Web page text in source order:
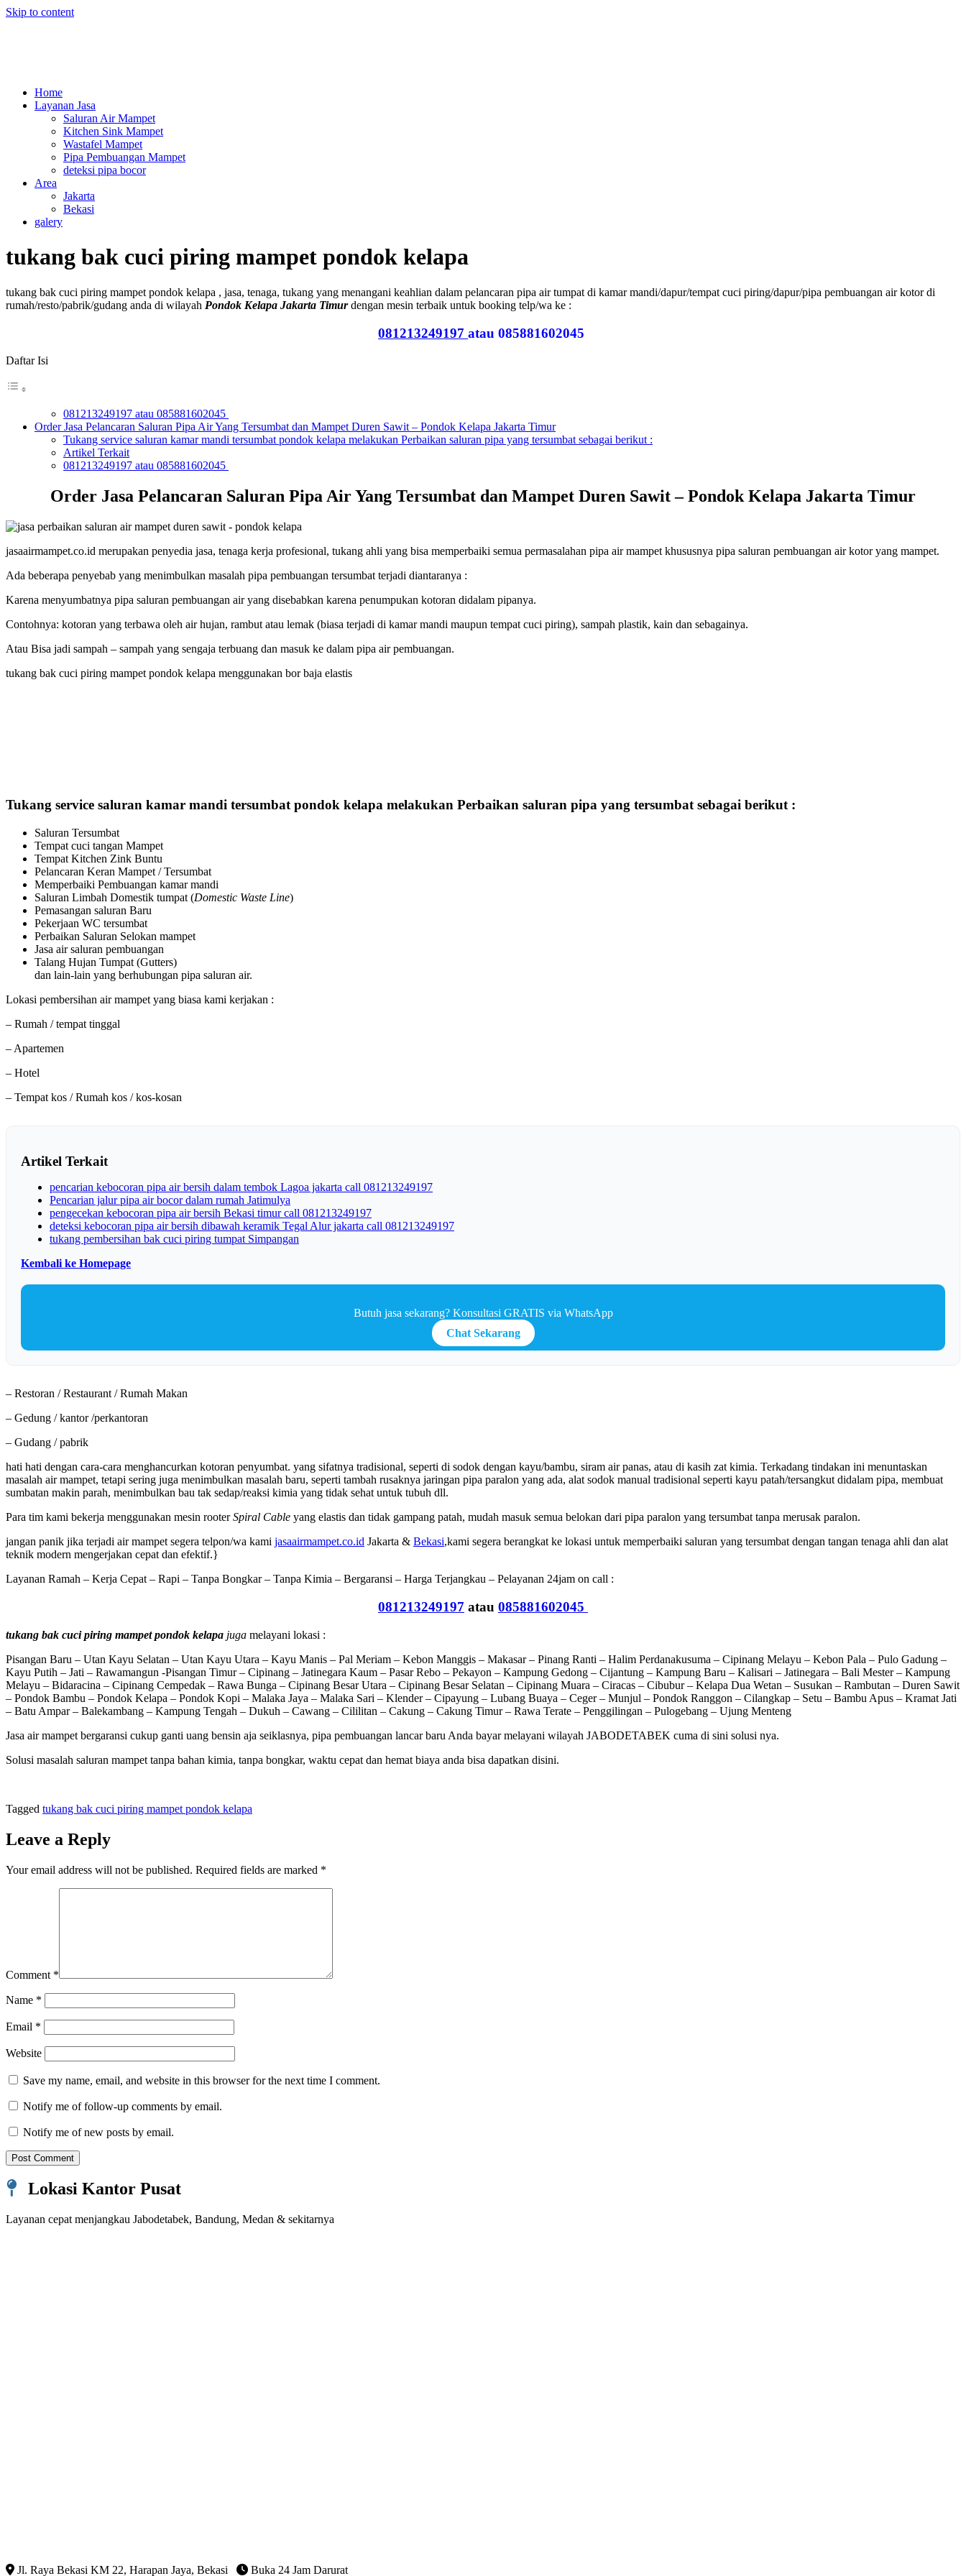
Skip to content
Home
Layanan Jasa
Saluran Air Mampet
Kitchen Sink Mampet
Wastafel Mampet
Pipa Pembuangan Mampet
deteksi pipa bocor
Area
Jakarta
Bekasi
galery
tukang bak cuci piring mampet pondok kelapa
tukang bak cuci piring mampet pondok kelapa , jasa, tenaga, tukang yang menangani keahlian dalam pelancaran pipa air tumpat di kamar mandi/dapur/tempat cuci piring/dapur/pipa pembuangan air kotor di
rumah/resto/pabrik/gudang anda di wilayah Pondok Kelapa Jakarta Timurdengan mesin terbaik untuk booking telp/wa ke :
081213249197 atau 085881602045
Daftar Isi
081213249197 atau 085881602045
Order Jasa Pelancaran Saluran Pipa Air Yang Tersumbat dan Mampet Duren Sawit – Pondok Kelapa Jakarta Timur
Tukang service saluran kamar mandi tersumbat pondok kelapa melakukan Perbaikan saluran pipa yang tersumbat sebagai berikut :
Artikel Terkait
081213249197 atau 085881602045
Order Jasa Pelancaran Saluran Pipa Air Yang Tersumbat dan Mampet Duren Sawit – Pondok Kelapa Jakarta Timur
jasaairmampet.co.id merupakan penyedia jasa, tenaga kerja profesional, tukang ahli yang bisa memperbaiki semua permasalahan pipa air mampet khususnya pipa saluran pembuangan air kotor yang mampet.
Ada beberapa penyebab yang menimbulkan masalah pipa pembuangan tersumbat terjadi diantaranya :
Karena menyumbatnya pipa saluran pembuangan air yang disebabkan karena penumpukan kotoran didalam pipanya.
Contohnya: kotoran yang terbawa oleh air hujan, rambut atau lemak (biasa terjadi di kamar mandi maupun tempat cuci piring), sampah plastik, kain dan sebagainya.
Atau Bisa jadi sampah – sampah yang sengaja terbuang dan masuk ke dalam pipa air pembuangan.
tukang bak cuci piring mampet pondok kelapa menggunakan bor baja elastis
Tukang service saluran kamar mandi tersumbat pondok kelapa melakukan Perbaikan saluran pipa yang tersumbat sebagai berikut :
Saluran Tersumbat
Tempat cuci tangan Mampet
Tempat Kitchen Zink Buntu
Pelancaran Keran Mampet / Tersumbat
Memperbaiki Pembuangan kamar mandi
Saluran Limbah Domestik tumpat (Domestic Waste Line)
Pemasangan saluran Baru
Pekerjaan WC tersumbat
Perbaikan Saluran Selokan mampet
Jasa air saluran pembuangan
Talang Hujan Tumpat (Gutters)
dan lain-lain yang berhubungan pipa saluran air.
Lokasi pembersihan air mampet yang biasa kami kerjakan :
– Rumah / tempat tinggal
– Apartemen
– Hotel
– Tempat kos / Rumah kos / kos-kosan
Artikel Terkait
pencarian kebocoran pipa air bersih dalam tembok Lagoa jakarta call 081213249197
Pencarian jalur pipa air bocor dalam rumah Jatimulya
pengecekan kebocoran pipa air bersih Bekasi timur call 081213249197
deteksi kebocoran pipa air bersih dibawah keramik Tegal Alur jakarta call 081213249197
tukang pembersihan bak cuci piring tumpat Simpangan
Kembali ke Homepage
Butuh jasa sekarang? Konsultasi GRATIS via WhatsApp
Chat Sekarang
– Restoran / Restaurant / Rumah Makan
– Gedung / kantor /perkantoran
– Gudang / pabrik
hati hati dengan cara-cara menghancurkan kotoran penyumbat. yang sifatnya tradisional, seperti di sodok dengan kayu/bambu, siram air panas, atau di kasih zat kimia. Terkadang tindakan ini menuntaskan
masalah air mampet, tetapi sering juga menimbulkan masalah baru, seperti tambah rusaknya jaringan pipa paralon yang ada, alat sodok manual tradisional seperti kayu patah/tersangkut didalam pipa, membuat
sumbatan makin parah, menimbulkan bau tak sedap/reaksi kimia yang tidak sehat untuk tubuh dll.
Para tim kami bekerja menggunakan mesin rooterSpiral Cable yang elastis dan tidak gampang patah, mudah masuk semua belokan dari pipa paralon yang tersumbat tanpa merusak paralon.
jangan panik jika terjadi air mampet segera telpon/wa kami jasaairmampet.co.id Jakarta & Bekasi,kami segera berangkat ke lokasi untuk memperbaiki saluran yang tersumbat dengan tangan tenaga ahli dan alat
teknik modern mengerjakan cepat dan efektif.}
Layanan Ramah – Kerja Cepat – Rapi – Tanpa Bongkar – Tanpa Kimia – Bergaransi – Harga Terjangkau – Pelayanan 24jam on call :
081213249197 atau 085881602045
tukang bak cuci piring mampet pondok kelapa juga melayani lokasi :
Pisangan Baru – Utan Kayu Selatan – Utan Kayu Utara – Kayu Manis – Pal Meriam – Kebon Manggis – Makasar – Pinang Ranti – Halim Perdanakusuma – Cipinang Melayu – Kebon Pala – Pulo Gadung –
Kayu Putih – Jati – Rawamangun -Pisangan Timur – Cipinang – Jatinegara Kaum – Pasar Rebo – Pekayon – Kampung Gedong – Cijantung – Kampung Baru – Kalisari – Jatinegara – Bali Mester – Kampung
Melayu – Bidaracina – Cipinang Cempedak – Rawa Bunga – Cipinang Besar Utara – Cipinang Besar Selatan – Cipinang Muara – Ciracas – Cibubur – Kelapa Dua Wetan – Susukan – Rambutan – Duren Sawit
– Pondok Bambu – Pondok Kelapa – Pondok Kopi – Malaka Jaya – Malaka Sari – Klender – Cipayung – Lubang Buaya – Ceger – Munjul – Pondok Ranggon – Cilangkap – Setu – Bambu Apus – Kramat Jati
– Batu Ampar – Balekambang – Kampung Tengah – Dukuh – Cawang – Cililitan – Cakung – Cakung Timur – Rawa Terate – Penggilingan – Pulogebang – Ujung Menteng
Jasa air mampet bergaransi cukup ganti uang bensin aja seiklasnya, pipa pembuangan lancar baru Anda bayar melayani wilayah JABODETABEK cuma di sini solusi nya.
Solusi masalah saluran mampet tanpa bahan kimia, tanpa bongkar, waktu cepat dan hemat biaya anda bisa dapatkan disini.
Tagged tukang bak cuci piring mampet pondok kelapa
Leave a Reply
Your email address will not be published. Required fields are marked *
Comment *
Name *
Email *
Website
Save my name, email, and website in this browser for the next time I comment.
Notify me of follow-up comments by email.
Notify me of new posts by email.
Lokasi Kantor Pusat
Layanan cepat menjangkau Jabodetabek, Bandung, Medan & sekitarnya
Jl. Raya Bekasi KM 22, Harapan Jaya, Bekasi Buka 24 Jam Darurat